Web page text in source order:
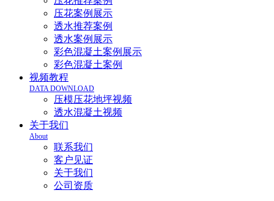
压花案例展示
透水推荐案例
透水案例展示
彩色混凝土案例展示
彩色混凝土案例
视频教程
DATA DOWNLOAD
压模压花地坪视频
透水混凝土视频
关于我们
About
联系我们
客户见证
关于我们
公司资质